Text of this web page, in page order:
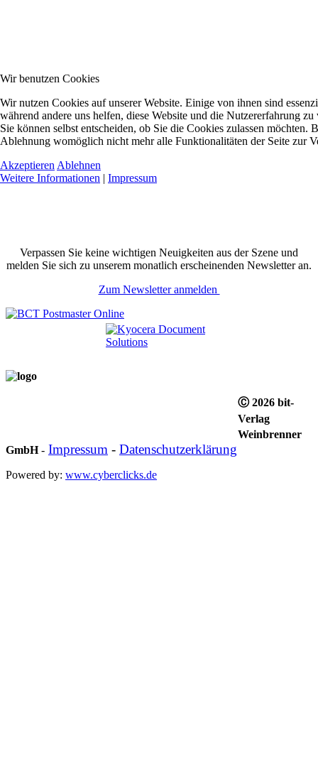
Verpassen Sie keine wichtigen Neuigkeiten aus der Szene und
melden Sie sich zu unserem monatlich erscheinenden Newsletter an.
Zum Newsletter anmelden
Ⓒ 2026 bit-
Verlag
Weinbrenner
GmbH- Impressum - Datenschutzerklärung
Powered by: www.cyberclicks.de
Wir benutzen Cookies
Wir nutzen Cookies auf unserer Website. Einige von ihnen sind
während andere uns helfen, diese Website und die Nutzererfahrung
Sie können selbst entscheiden, ob Sie die Cookies zulassen möchten.
Ablehnung womöglich nicht mehr alle Funktionalitäten der Seite zur
Akzeptieren Ablehnen
Weitere Informationen | Impressum